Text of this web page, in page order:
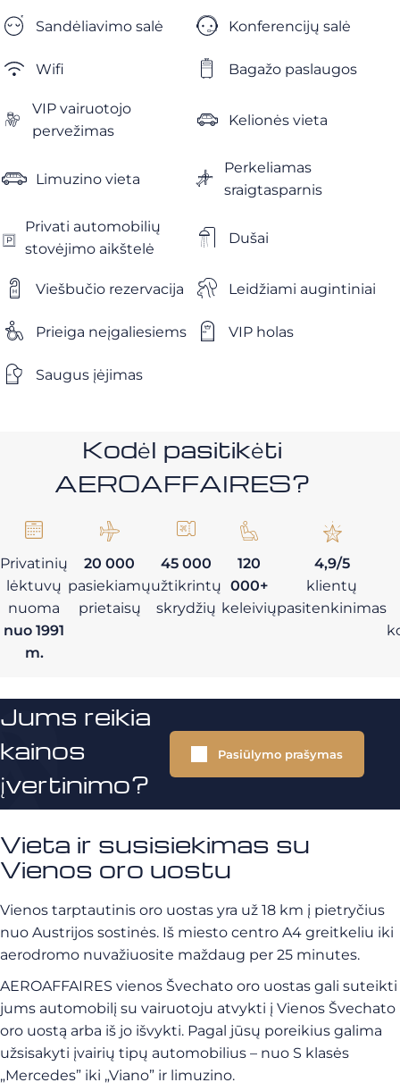
Sandėliavimo salė Konferencijų salė
Wifi Bagažo paslaugos
VIP vairuotojo
pervežimas
Kelionės vieta
Limuzino vieta
Perkeliamas
sraigtasparnis
Privati ​​automobilių
stovėjimo aikštelė
Dušai
Viešbučio rezervacija Leidžiami augintiniai
Prieiga neįgaliesiems VIP holas
Saugus įėjimas
Kodėl pasitikėti
AEROAFFAIRES?
Privatinių
lėktuvų
nuoma
nuo 1991
m.
20 000
pasiekiamų
prietaisų
45 000
užtikrintų
skrydžių
120
000+
keleivių
4,9/5
klientų
pasitenkinimas
Jums reikia
kainos
įvertinimo?
Pasiūlymo prašymas
Vieta ir susisiekimas su
Vienos oro uostu
Vienos tarptautinis oro uostas yra už 18 km į pietryčius
nuo Austrijos sostinės. Iš miesto centro A4 greitkeliu iki
aerodromo nuvažiuosite maždaug per 25 minutes.
AEROAFFAIRES vienos Švechato oro uostas gali suteikti
jums automobilį su vairuotoju atvykti į Vienos Švechato
oro uostą arba iš jo išvykti. Pagal jūsų poreikius galima
užsisakyti įvairių tipų automobilius – nuo S klasės
„Mercedes” iki „Viano” ir limuzino.